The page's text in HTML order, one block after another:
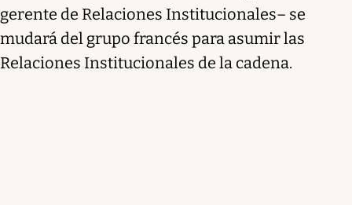
gerente de Relaciones Institucionales– se
mudará del grupo francés para asumir las
Relaciones Institucionales de la cadena.